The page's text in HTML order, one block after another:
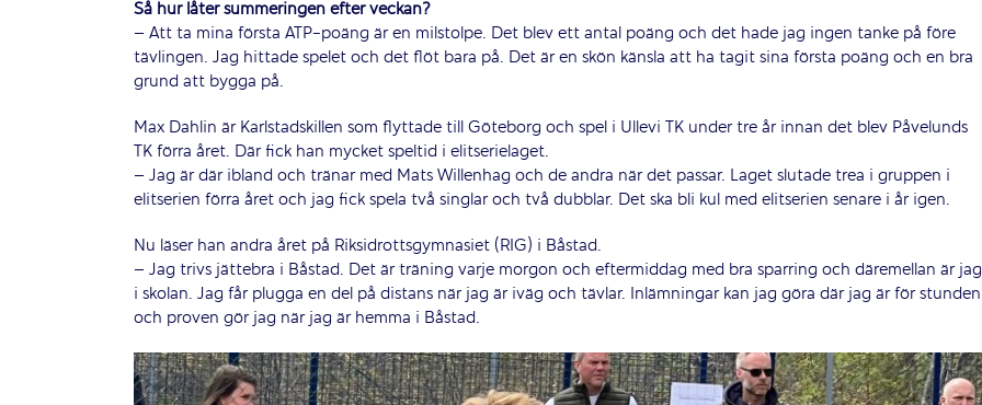
Så hur låter summeringen efter veckan?
– Att ta mina första ATP-poäng är en milstolpe. Det blev ett antal poäng och det hade jag ingen tanke på före
tävlingen. Jag hittade spelet och det flöt bara på. Det är en skön känsla att ha tagit sina första poäng och en bra
grund att bygga på.
Max Dahlin är Karlstadskillen som flyttade till Göteborg och spel i Ullevi TK under tre år innan det blev Påvelunds
TK förra året. Där fick han mycket speltid i elitserielaget.
– Jag är där ibland och tränar med Mats Willenhag och de andra när det passar. Laget slutade trea i gruppen i
elitserien förra året och jag fick spela två singlar och två dubblar. Det ska bli kul med elitserien senare i år igen.
Nu läser han andra året på Riksidrottsgymnasiet (RIG) i Båstad.
– Jag trivs jättebra i Båstad. Det är träning varje morgon och eftermiddag med bra sparring och däremellan är jag
i skolan. Jag får plugga en del på distans när jag är iväg och tävlar. Inlämningar kan jag göra där jag är för stunden
och proven gör jag när jag är hemma i Båstad.